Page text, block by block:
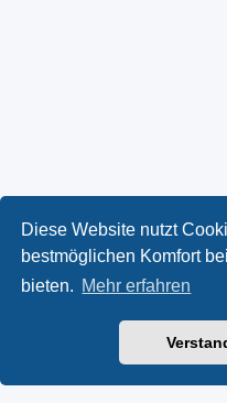
Diese Website nutzt
bestmöglichen Komfort
bieten. Mehr erfahren